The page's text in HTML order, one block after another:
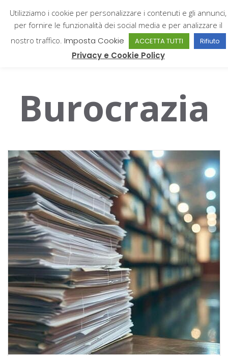
Giampiero Catone
Burocrazia
Utilizziamo i cookie per personalizzare i contenuti e gli annunci,
per fornire le funzionalità dei social media e per analizzare il
nostro traffico. Imposta Cookie ACCETTA TUTTI Rifiuto
Privacy e Cookie Policy